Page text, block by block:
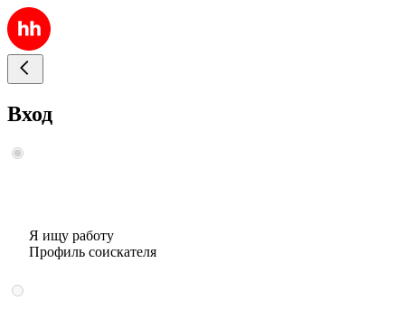
Вход
Я ищу работу
Профиль соискателя